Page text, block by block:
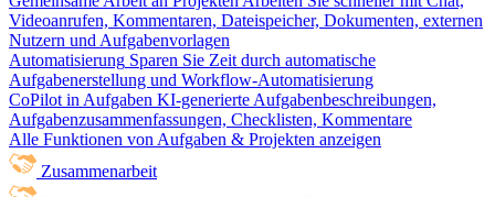
Videoanrufen, Kommentaren, Dateispeicher, Dokumenten, externen
Nutzern und Aufgabenvorlagen
Automatisierung Sparen Sie Zeit durch automatische
Aufgabenerstellung und Workflow-Automatisierung
CoPilot in Aufgaben KI-generierte Aufgabenbeschreibungen,
Aufgabenzusammenfassungen, Checklisten, Kommentare
Alle Funktionen von Aufgaben & Projekten anzeigen
Zusammenarbeit